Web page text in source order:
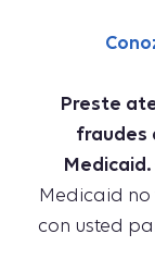
Preste
fraudes
Medicaid.
Medicaid no
con usted